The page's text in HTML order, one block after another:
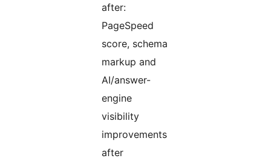
after:
PageSpeed
score, schema
markup and
AI/answer-
engine
visibility
improvements
after